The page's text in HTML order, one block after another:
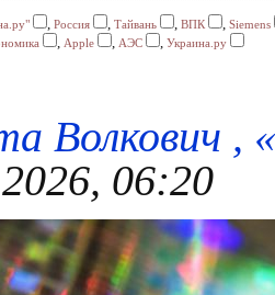
, Россия , Тайвань , ВПК , Siemens
, Apple , АЭС , Украина.ру
Волкович ,
06:20